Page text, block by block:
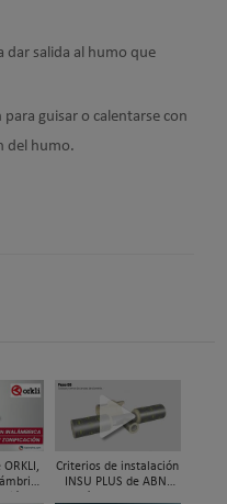
dar salida al humo que
guisar o calentarse con
del humo.
ORKLI,
Criterios de instalación
INSU PLUS de ABN,